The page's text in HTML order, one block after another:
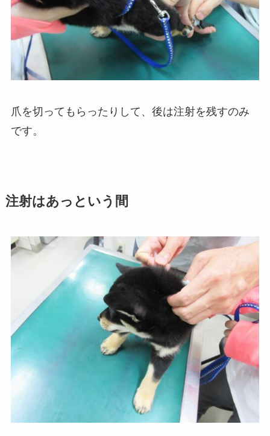
爪を切ってもらったりして、後は注射を残すのみ
です。
注射はあっという間